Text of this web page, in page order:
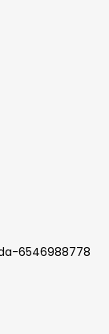
6546988778